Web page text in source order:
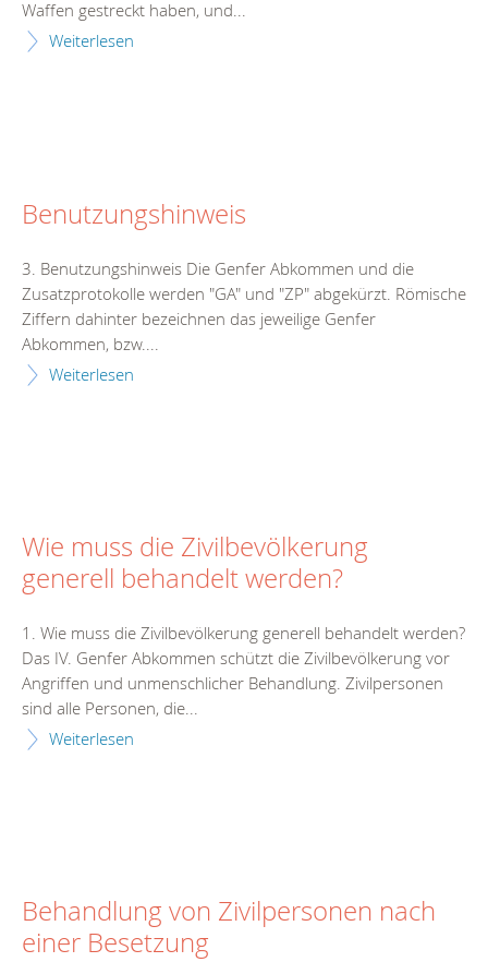
Waffen gestreckt haben, und...
Weiterlesen
Benutzungshinweis
3. Benutzungshinweis Die Genfer Abkommen und die
Zusatzprotokolle werden "GA" und "ZP" abgekürzt. Römische
Ziffern dahinter bezeichnen das jeweilige Genfer
Abkommen, bzw....
Weiterlesen
Wie muss die Zivilbevölkerung
generell behandelt werden?
1. Wie muss die Zivilbevölkerung generell behandelt werden?
Das IV. Genfer Abkommen schützt die Zivilbevölkerung vor
Angriffen und unmenschlicher Behandlung. Zivilpersonen
sind alle Personen, die...
Weiterlesen
Behandlung von Zivilpersonen nach
einer Besetzung